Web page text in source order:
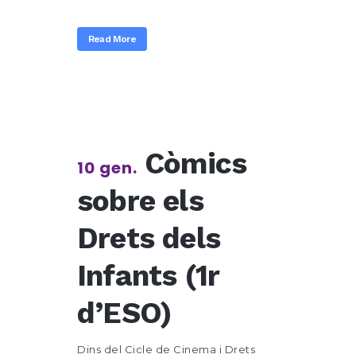
Read More
10 gen. Còmics
sobre els
Drets dels
Infants (1r
d’ESO)
Dins del Cicle de Cinema i Drets